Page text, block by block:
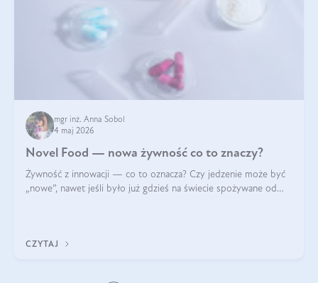
mgr inż. Anna Sobol
4 maj 2026
Novel Food — nowa żywność co to znaczy?
Żywność z innowacji — co to oznacza? Czy jedzenie może być
„nowe”, nawet jeśli było już gdzieś na świecie spożywane od
CZYTAJ